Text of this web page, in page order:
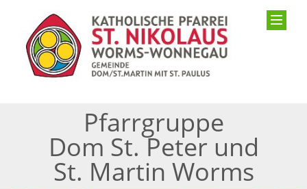
Pfarrgruppe
Dom St. Peter und
St. Martin Worms